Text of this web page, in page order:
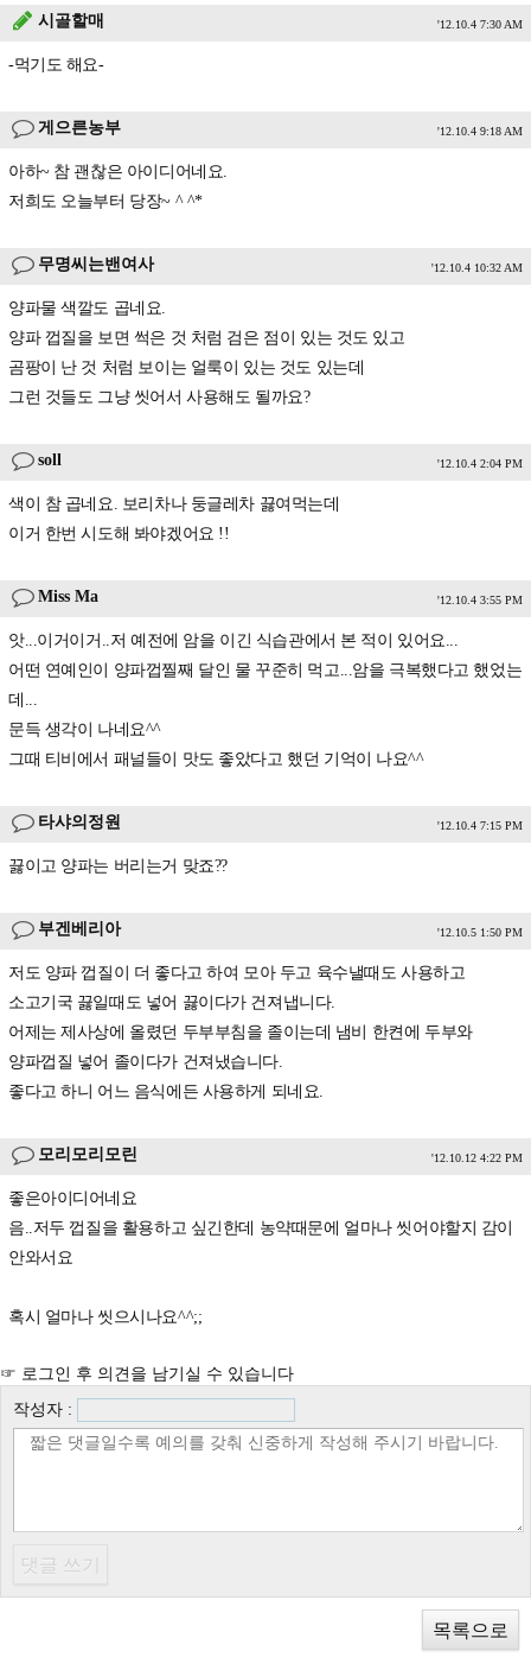
시골할매 '12.10.4 7:30 AM
-먹기도 해요-
게으른농부 '12.10.4 9:18 AM
아하~ 참 괜찮은 아이디어네요.
저희도 오늘부터 당장~ ^ ^*
무명씨는밴여사 '12.10.4 10:32 AM
양파물 색깔도 곱네요.
양파 껍질을 보면 썩은 것 처럼 검은 점이 있는 것도 있고
곰팡이 난 것 처럼 보이는 얼룩이 있는 것도 있는데
그런 것들도 그냥 씻어서 사용해도 될까요?
soll '12.10.4 2:04 PM
색이 참 곱네요. 보리차나 둥글레차 끓여먹는데
이거 한번 시도해 봐야겠어요 !!
Miss Ma '12.10.4 3:55 PM
앗...이거이거..저 예전에 암을 이긴 식습관에서 본 적이 있어요...
어떤 연예인이 양파껍찔째 달인 물 꾸준히 먹고...암을 극복했다고 했었는
데...
문득 생각이 나네요^^
그때 티비에서 패널들이 맛도 좋았다고 했던 기억이 나요^^
타샤의정원 '12.10.4 7:15 PM
끓이고 양파는 버리는거 맞죠??
부겐베리아 '12.10.5 1:50 PM
저도 양파 껍질이 더 좋다고 하여 모아 두고 육수낼때도 사용하고
소고기국 끓일때도 넣어 끓이다가 건져냅니다.
어제는 제사상에 올렸던 두부부침을 졸이는데 냄비 한켠에 두부와
양파껍질 넣어 졸이다가 건져냈습니다.
좋다고 하니 어느 음식에든 사용하게 되네요.
모리모리모린 '12.10.12 4:22 PM
좋은아이디어네요
음..저두 껍질을 활용하고 싶긴한데 농약때문에 얼마나 씻어야할지 감이
안와서요
혹시 얼마나 씻으시나요^^;;
☞ 로그인 후 의견을 남기실 수 있습니다
작성자 :
목록으로